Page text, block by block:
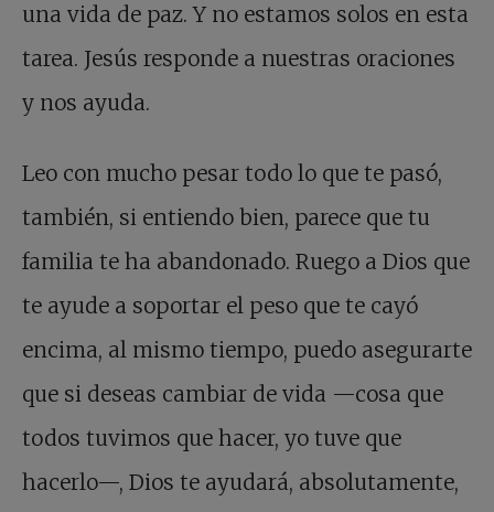
una vida de paz. Y no estamos solos en esta
tarea. Jesús responde a nuestras oraciones
y nos ayuda.
Leo con mucho pesar todo lo que te pasó,
también, si entiendo bien, parece que tu
familia te ha abandonado. Ruego a Dios que
te ayude a soportar el peso que te cayó
encima, al mismo tiempo, puedo asegurarte
que si deseas cambiar de vida —cosa que
todos tuvimos que hacer, yo tuve que
hacerlo—, Dios te ayudará, absolutamente,